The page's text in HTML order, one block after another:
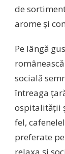
de
arome și
Pe lângă
socială
întreaga
ospitalității
fel,
preferate